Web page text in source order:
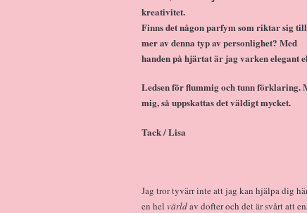
kreativitet.
Finns det någon parfym som riktar sig till
mer av denna typ av personlighet? Med
handen på hjärtat är jag varken elegant
Ledsen för flummig och tunn förklaring.
mig, så uppskattas det väldigt mycket.
Tack / Lisa
Jag tror tyvärr inte att jag kan hjälpa dig
en hel världav dofter och det är svårt att